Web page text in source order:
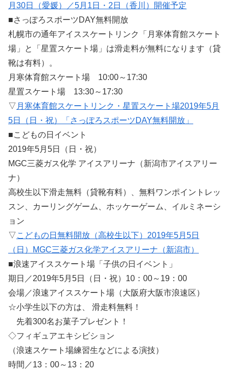
月30日（愛媛）／5月1日・2日（香川）開催予定
■さっぽろスポーツDAY無料開放
札幌市の通年アイススケートリンク「月寒体育館スケート
場」と「星置スケート場」は滑走料が無料になります（貸
靴は有料）。
月寒体育館スケート場 10:00～17:30
星置スケート場 13:30～17:30
▽ 月寒体育館スケートリンク・星置スケート場2019年5月
5日（日・祝）「さっぽろスポーツDAY無料開放」
■こどもの日イベント
2019年5月5日（日・祝）
MGC三菱ガス化学 アイスアリーナ（新潟市アイスアリー
ナ）
高校生以下滑走無料（貸靴有料）、無料ワンポイントレッ
スン、カーリングゲーム、ホッケーゲーム、イルミネーシ
ョン
▽こどもの日無料開放（高校生以下）2019年5月5日
（日）MGC三菱ガス化学アイスアリーナ（新潟市）
■浪速アイススケート場「子供の日イベント」
期日／2019年5月5日（日・祝）10：00～19：00
会場／浪速アイススケート場（大阪府大阪市浪速区）
☆小学生以下の方は、 滑走料無料！
先着300名お菓子プレゼント！
◇フィギュアエキシビション
（浪速スケート場練習生などによる演技）
時間／13：00～13：20